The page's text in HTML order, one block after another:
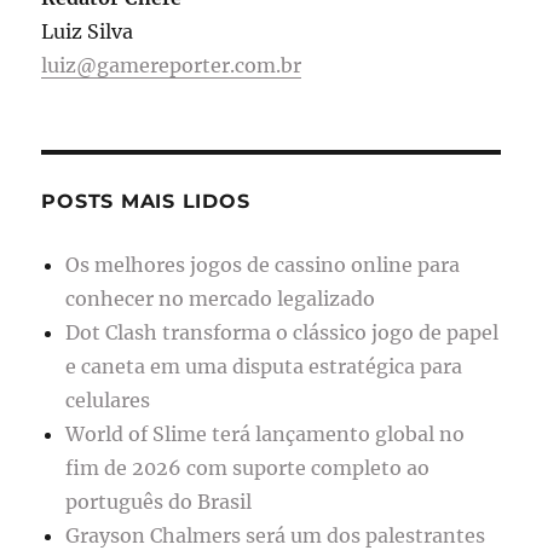
Luiz Silva
luiz@gamereporter.com.br
POSTS MAIS LIDOS
Os melhores jogos de cassino online para
conhecer no mercado legalizado
Dot Clash transforma o clássico jogo de papel
e caneta em uma disputa estratégica para
celulares
World of Slime terá lançamento global no
fim de 2026 com suporte completo ao
português do Brasil
Grayson Chalmers será um dos palestrantes